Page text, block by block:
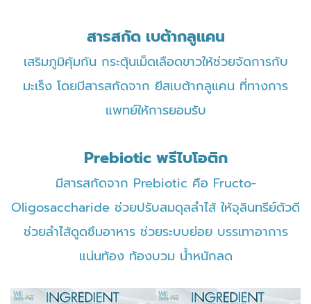
สารสกัด เบต้ากลูแคน
เสริมภูมิคุ้มกัน กระตุ้นเม็ดเลือดขาวให้ช่วยจัดการกับ
มะเร็ง โดยมีสารสกัดจาก ยีสเบต้ากลูแคน ที่ทางการ
แพทย์ให้การยอมรับ
Prebiotic พรีไบโอติก
มีสารสกัดจาก Prebiotic คือ Fructo-
Oligosaccharide ช่วยปรับสมดุลลำไส้ ให้จุลินทรีย์ตัวดี
ช่วยลำไส้ดูดซึมอาหาร ช่วยระบบย่อย บรรเทาอาการ
แน่นท้อง ท้องบวม น้ำหนักลด